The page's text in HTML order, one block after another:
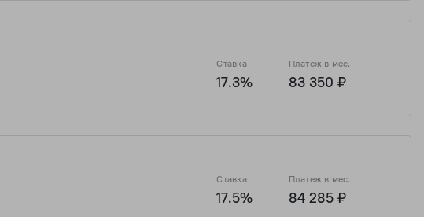
Ставка
17.3%
Платеж в мес.
83 350 ₽
Ставка
17.5%
Платеж в мес.
84 285 ₽